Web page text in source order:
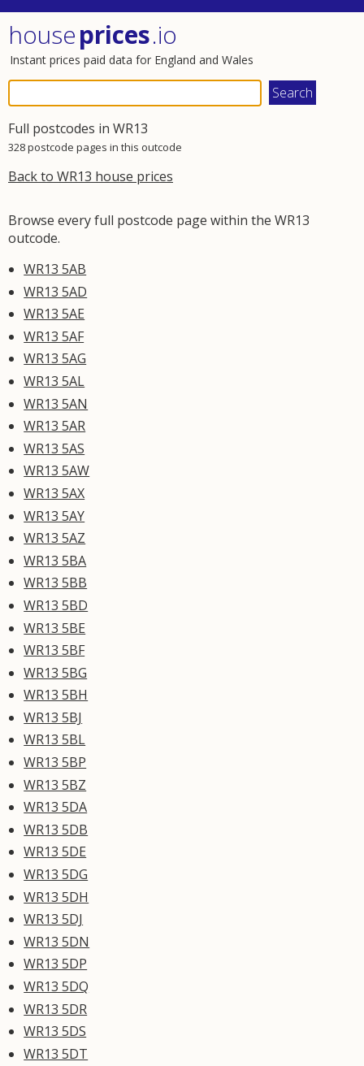
houseprices.io
Instant prices paid data for England and Wales
Full postcodes in WR13
328 postcode pages in this outcode
Back to WR13 house prices
Browse every full postcode page within the WR13
outcode.
WR13 5AB
WR13 5AD
WR13 5AE
WR13 5AF
WR13 5AG
WR13 5AL
WR13 5AN
WR13 5AR
WR13 5AS
WR13 5AW
WR13 5AX
WR13 5AY
WR13 5AZ
WR13 5BA
WR13 5BB
WR13 5BD
WR13 5BE
WR13 5BF
WR13 5BG
WR13 5BH
WR13 5BJ
WR13 5BL
WR13 5BP
WR13 5BZ
WR13 5DA
WR13 5DB
WR13 5DE
WR13 5DG
WR13 5DH
WR13 5DJ
WR13 5DN
WR13 5DP
WR13 5DQ
WR13 5DR
WR13 5DS
WR13 5DT